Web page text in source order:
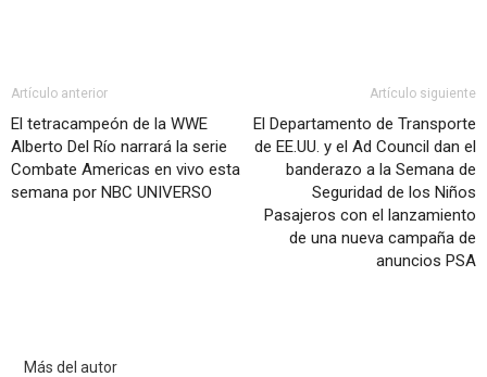
Artículo anterior
El tetracampeón de la WWE
Alberto Del Río narrará la serie
Combate Americas en vivo esta
semana por NBC UNIVERSO
Artículo siguiente
El Departamento de Transporte
de EE.UU. y el Ad Council dan el
banderazo a la Semana de
Seguridad de los Niños
Pasajeros con el lanzamiento
de una nueva campaña de
anuncios PSA
Más del autor